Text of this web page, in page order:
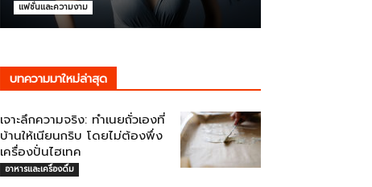
แฟชั่นและความงาม
บทความมาใหม่ล่าสุด
เจาะลึกความจริง: ทำเนยถั่วเองที่
บ้านให้เนียนกริบ โดยไม่ต้องพึ่ง
เครื่องปั่นไฮเทค
อาหารและเครื่องดื่ม